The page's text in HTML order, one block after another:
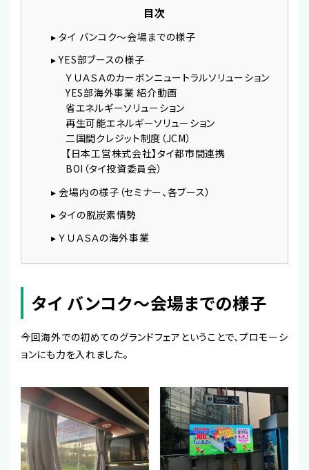
目次
▸ タイ バンコク～会場までの様子
▸ YES部ブースの様子
ＹＵＡＳＡのカーボンニュートラルソリューション
YES部海外事業 紹介動画
省エネルギーソリューション
再生可能エネルギーソリューション
二国間クレジット制度（JCM）
【日本工営株式会社】タイ都市間連携
BOI（タイ投資委員会）
▸ 会場内の様子（セミナー、各ブース）
▸ タイの脱炭素情勢
▸ ＹＵＡＳＡの海外事業
タイ バンコク～会場までの様子
今回海外での初めてのグランドフェアということで、プロモーシ
ョンにも力を入れました。